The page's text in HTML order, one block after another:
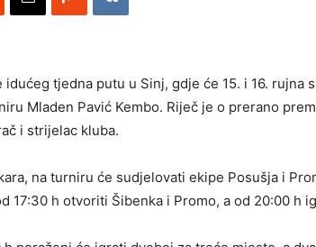
idućeg tjedna putu u Sinj, gdje će 15. i 16. rujna
Mladen Pavić Kembo. Riječ je o prerano
i strijelac kluba.
na turniru će sudjelovati ekipe Posušja i
17:30 h otvoriti Šibenka i Promo, a od 20:00 h